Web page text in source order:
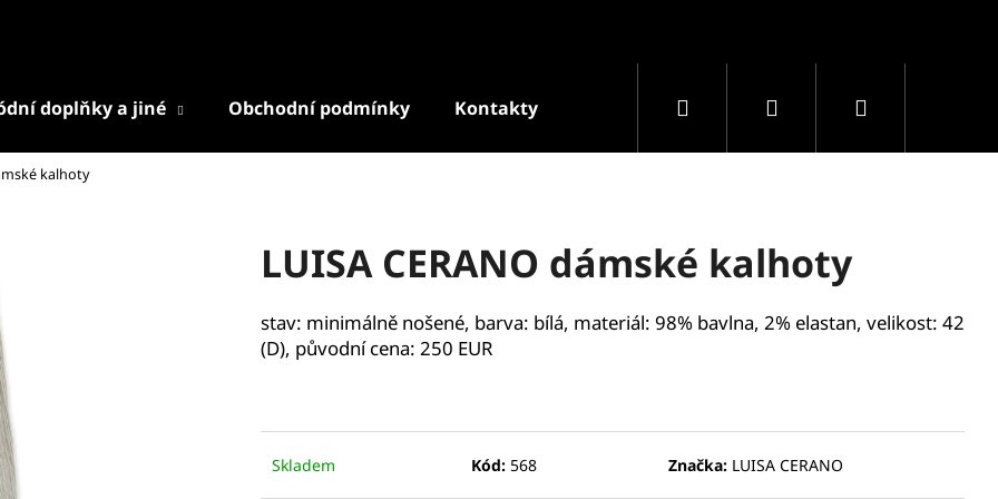
doplňky a jiné Obchodní podmínky Kontakty Podmínky ochrany osobních údajů
Hledat PřihlášeníNákupní
kalhoty
LUISA CERANO dámské kalhoty
stav: minimálně nošené, barva: bílá, materiál: 98% bavlna, 2% elastan, velikost: 42
(D), původní cena: 250 EUR
Skladem Kód: 568 Značka: LUISA CERANO
Co potřebujete najít?
Následující